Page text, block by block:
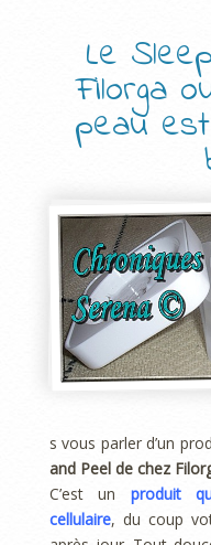
Le
Filorga
peau
s vous parler d’un
and Peel de chez
C’est un produit
cellulaire, du coup